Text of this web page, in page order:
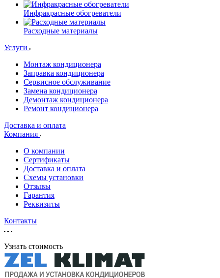
Инфракрасные обогреватели
Расходные материалы
Услуги
Монтаж кондиционера
Заправка кондиционера
Сервисное обслуживание
Замена кондиционера
Демонтаж кондиционера
Ремонт кондиционера
Доставка и оплата
Компания
О компании
Сертификаты
Доставка и оплата
Схемы установки
Отзывы
Гарантия
Реквизиты
Контакты
Узнать стоимость